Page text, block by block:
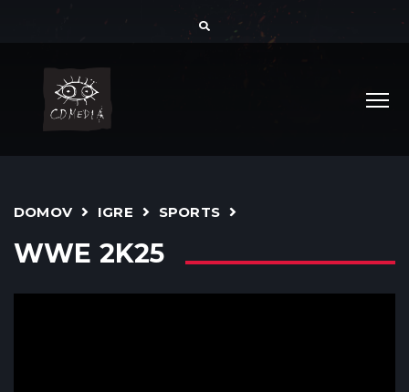
DOMOV IGRE SPORTS
WWE 2K25